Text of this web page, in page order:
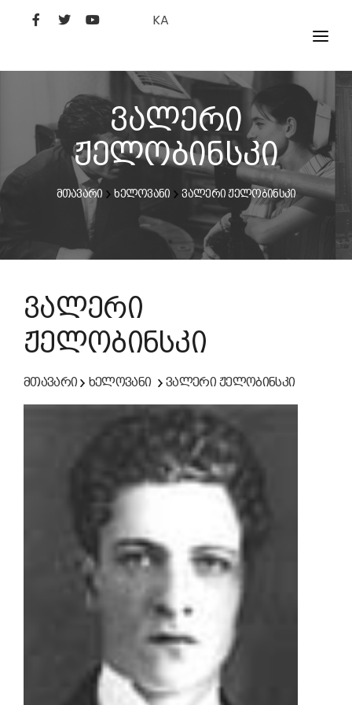
KA
ᲤᲘᲚᲛᲔᲑᲘ
ᲮᲔᲚᲝᲕᲐᲜᲘ
ᲙᲘᲜᲝᲡᲢᲣᲓᲘᲐ
ᲙᲘᲜᲝᲐᲙᲐᲓᲔᲛᲘᲐ
ვალერი
ჟელობინსკი
მთავარი ხელოვანი ვალერი ჟელობინსკი
ვალერი
ჟელობინსკი
მთავარი ხელოვანი ვალერი ჟელობინსკი